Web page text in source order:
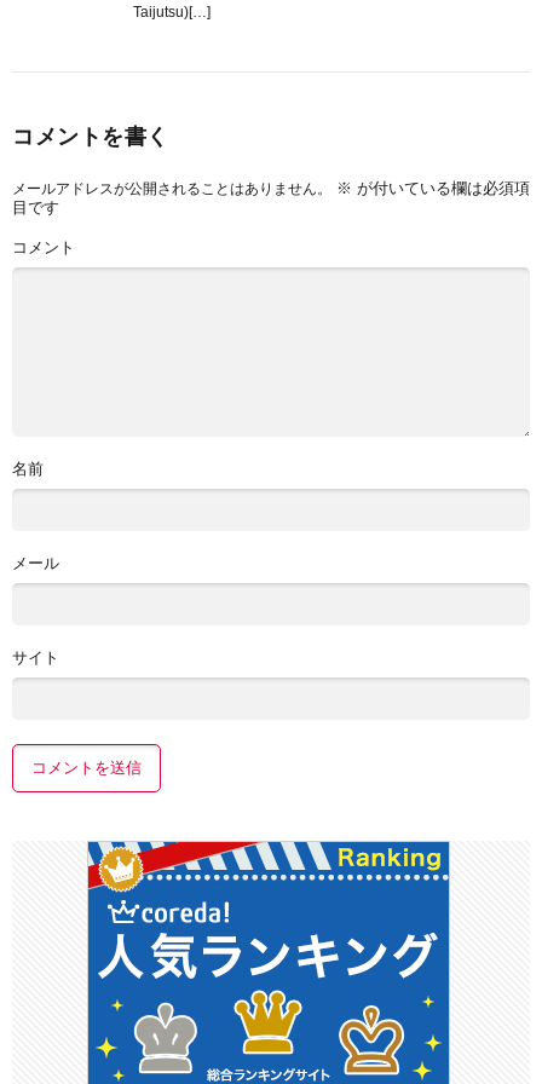
Taijutsu)[…]
コメントを書く
メールアドレスが公開されることはありません。 ※ が付いている欄は必須項
目です
コメント
名前
メール
サイト